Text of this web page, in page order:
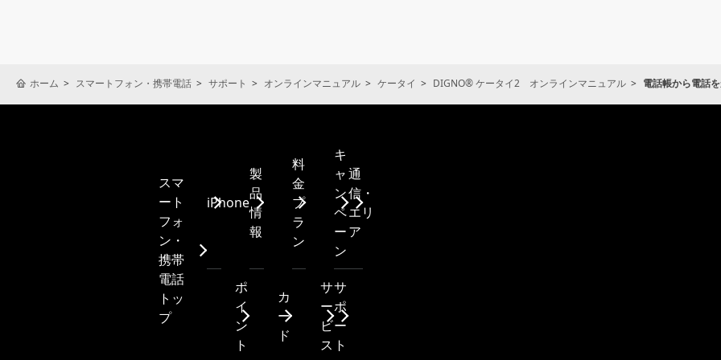
ホーム スマートフォン・携帯電話 サポート オンラインマニュアル ケータイ DIGNO® ケータイ2 オンラインマニュアル 電話帳から電話
スマ
ート
フォ
ン・
携帯
電話
トッ
プ
iPhone
製
品
情
報
料
金
プ
ラ
ン
キ
ャ
ン
ペ
ー
ン
通
信・
エリ
ア
ポ
イ
ン
ト
カ
ー
ド
サ
ー
ビ
ス
サ
ポ
ー
ト